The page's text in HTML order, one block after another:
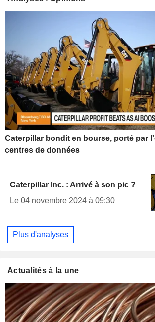
Caterpillar bondit en bourse, porté par
centres de données
Caterpillar Inc. : Arrivé à son pic ?
Le 04 novembre 2024 à 09:30
Plus d'analyses
Actualités à la une